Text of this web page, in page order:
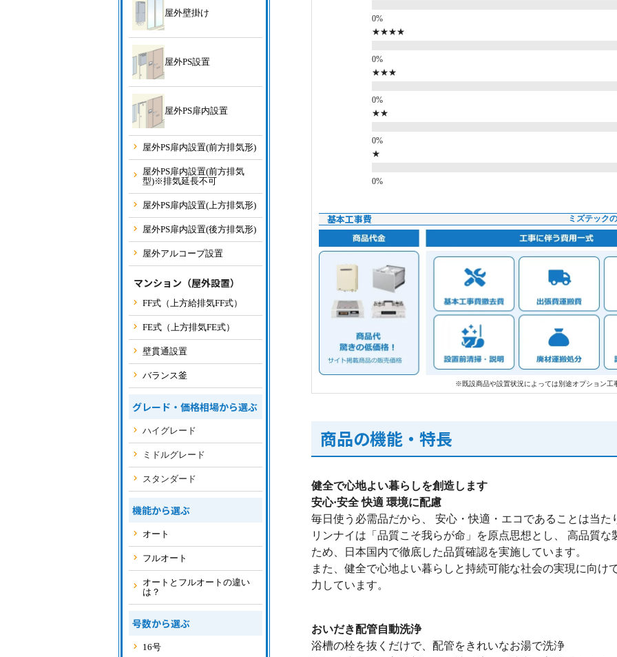
★★★★
★★★
★★
★
基本工事費 ミズテック
※既設商品や設置状況によっては別途オプション
商品の機能・特長
健全で心地よい暮らしを創造します
安心·安全 快適 環境に配慮
毎日使う必需品だから、 安心・快適・エコであることは当た
リンナイは「品質こそ我らが命」を原点思想とし、 高品質
ため、日本国内で徹底した品質確認を実施しています。
また、健全で心地よい暮らしと持続可能な社会の実現に向け
力しています。
おいだき配管自動洗浄
浴槽の栓を抜くだけで、配管をきれいなお湯で洗浄
屋外壁掛け
屋外PS設置
屋外PS扉内設置
屋外PS扉内設置(前方排気形)
屋外PS扉内設置(前方排気
型)※排気延長不可
屋外PS扉内設置(上方排気形)
屋外PS扉内設置(後方排気形)
屋外アルコープ設置
マンション（屋外設置）
FF式（上方給排気FF式）
FE式（上方排気FE式）
壁貫通設置
バランス釜
グレード・価格相場から選ぶ
ハイグレード
ミドルグレード
スタンダード
機能から選ぶ
オート
フルオート
オートとフルオートの違い
は？
号数から選ぶ
16号